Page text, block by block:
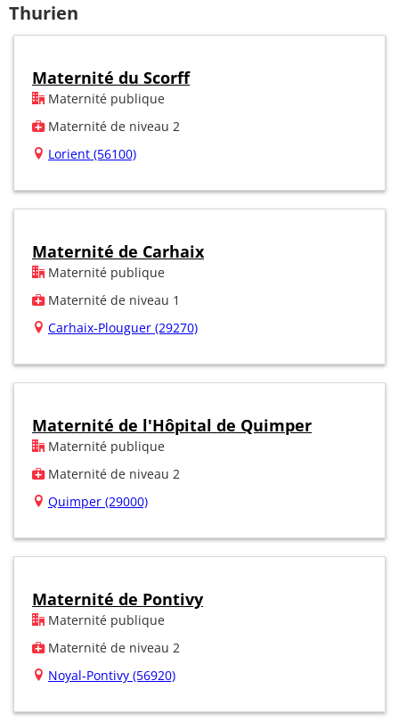
Thurien
Maternité du Scorff
Maternité publique
Maternité de niveau 2
Lorient (56100)
Maternité de Carhaix
Maternité publique
Maternité de niveau 1
Carhaix-Plouguer (29270)
Maternité de l'Hôpital de Quimper
Maternité publique
Maternité de niveau 2
Quimper (29000)
Maternité de Pontivy
Maternité publique
Maternité de niveau 2
Noyal-Pontivy (56920)